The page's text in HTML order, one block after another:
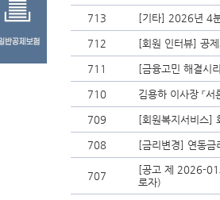
713 [기타] 2026년 4
712 [회원 인터뷰] 공
711 [금융고민 해결시
710 김용하 이사장 『
709 [회원복지서비스]
708 [금리변경] 연동금
707
[공고 제 2026-01
로자)